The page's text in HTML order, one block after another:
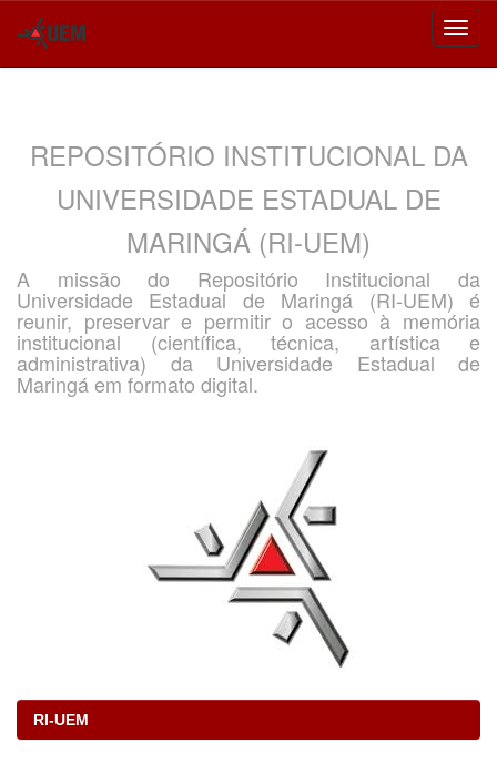
REPOSITÓRIO INSTITUCIONAL DA
UNIVERSIDADE ESTADUAL DE
MARINGÁ (RI-UEM)
A missão do Repositório Institucional da
Universidade Estadual de Maringá (RI-UEM) é
reunir, preservar e permitir o acesso à memória
institucional (científica, técnica, artística e
administrativa) da Universidade Estadual de
Maringá em formato digital.
RI-UEM